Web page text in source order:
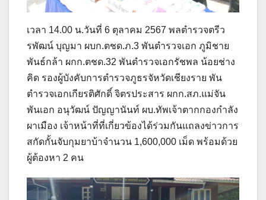
เวลา 14.00 น.วันที่ 6 ตุลาคม 2567 พลตำรวจตรีว
รพัฒน์ บุญมา ผบก.ตชด.ภ.3 พันตำรวจเอก ภูมิชาย
พันธ์กล้า ผกก.ตชด.32 พันตำรวจเอกรัชพล น้อยช่าง
คิด รองผู้บังคับการตำรวจภูธรจัหวัดเชียงราย พัน
ตำรวจเอกเกียรติศักดิ์ จิตรประสาร ผกก.สภ.แม่จัน
พันเอก อนุวัฒน์ ปัญญานันท์ ผบ.ทัพเจ้าตากกองกำลัง
ผาเมือง เจ้าหน้าที่ที่เกี่ยวข้องได้ร่วมกันแถลงข่าวการ
สกัดกั้นจับกุมยาบ้าจำนวน 1,600,000 เม็ด พร้อมด้วย
ผู้ต้องหา 2 คน